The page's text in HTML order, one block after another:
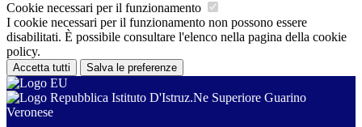
Cookie necessari per il funzionamento
I cookie necessari per il funzionamento non possono essere
disabilitati. È possibile consultare l'elenco nella pagina della cookie
policy.
Accetta tutti Salva le preferenze
Istituto D'Istruz.Ne Superiore Guarino
Veronese